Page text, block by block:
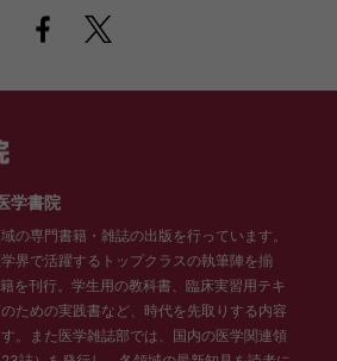
学書院
の専門書籍・雑誌の出版を行っています。
界で活躍するトップクラスの執筆陣を揃
を刊行。学生用の教科書、臨床実習用テキ
ための実践書など、時代を先取りする内容
。また医学雑誌部では、国内の医学関連領